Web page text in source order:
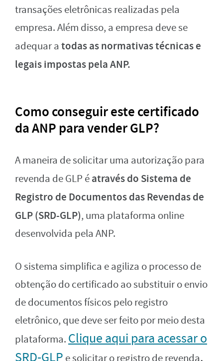
transações eletrônicas realizadas pela
empresa. Além disso, a empresa deve se
adequar a todas as normativas técnicas e
legais impostas pela ANP.
Como conseguir este certificado
da ANP para vender GLP?
A maneira de solicitar uma autorização para
revenda de GLP éatravés do Sistema de
Registro de Documentos das Revendas de
GLP (SRD-GLP), uma plataforma online
desenvolvida pela ANP.
O sistema simplifica e agiliza o processo de
obtenção do certificado ao substituir o envio
de documentos físicos pelo registro
eletrônico, que deve ser feito por meio desta
plataforma. Clique aqui para acessar o
SRD-GLP e solicitar o registro de revenda.